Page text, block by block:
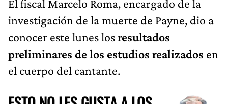
El fiscal Marcelo Roma, encargado de la
investigación de la muerte de Payne, dio a
conocer este lunes losresultados
preliminares de los estudios realizados en
el cuerpo del cantante.